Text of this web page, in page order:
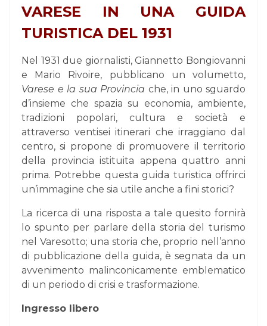
VARESE IN UNA GUIDA
TURISTICA DEL 1931
Nel 1931 due giornalisti, Giannetto Bongiovanni
e Mario Rivoire, pubblicano un volumetto,
Varese e la sua Provincia che, in uno sguardo
d’insieme che spazia su economia, ambiente,
tradizioni popolari, cultura e società e
attraverso ventisei itinerari che irraggiano dal
centro, si propone di promuovere il territorio
della provincia istituita appena quattro anni
prima. Potrebbe questa guida turistica offrirci
un’immagine che sia utile anche a fini storici?
La ricerca di una risposta a tale quesito fornirà
lo spunto per parlare della storia del turismo
nel Varesotto; una storia che, proprio nell’anno
di pubblicazione della guida, è segnata da un
avvenimento malinconicamente emblematico
di un periodo di crisi e trasformazione.
Ingresso libero